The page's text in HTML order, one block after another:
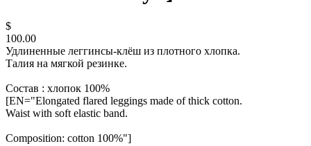
$
100.00
Удлиненные леггинсы-клёш из плотного хлопка.
Талия на мягкой резинке.
Состав : хлопок 100%
[EN="Elongated flared leggings made of thick cotton.
Waist with soft elastic band.
Composition: cotton 100%"]